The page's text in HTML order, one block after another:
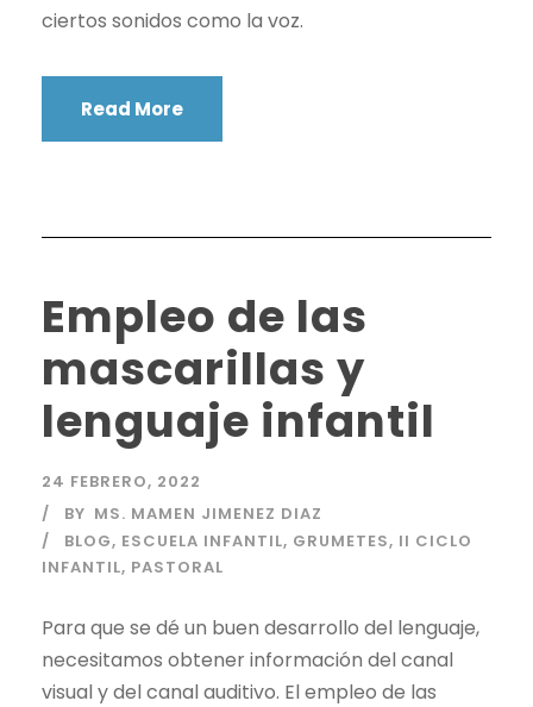
ciertos sonidos como la voz.
Read More
Empleo de las
mascarillas y
lenguaje infantil
24 FEBRERO, 2022
BY MS. MAMEN JIMENEZ DIAZ
BLOG, ESCUELA INFANTIL, GRUMETES, II CICLO
INFANTIL, PASTORAL
Para que se dé un buen desarrollo del lenguaje,
necesitamos obtener información del canal
visual y del canal auditivo. El empleo de las